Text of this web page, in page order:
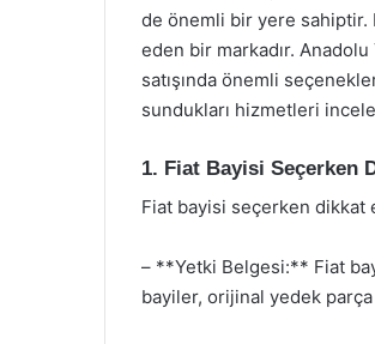
de önemli bir yere sahiptir.
eden bir markadır. Anadolu
satışında önemli
sundukları hizmetleri
1. Fiat Bayisi Seçerken
Fiat bayisi seçerken dikkat
– **Yetki Belgesi:** Fiat
bayiler, orijinal yedek